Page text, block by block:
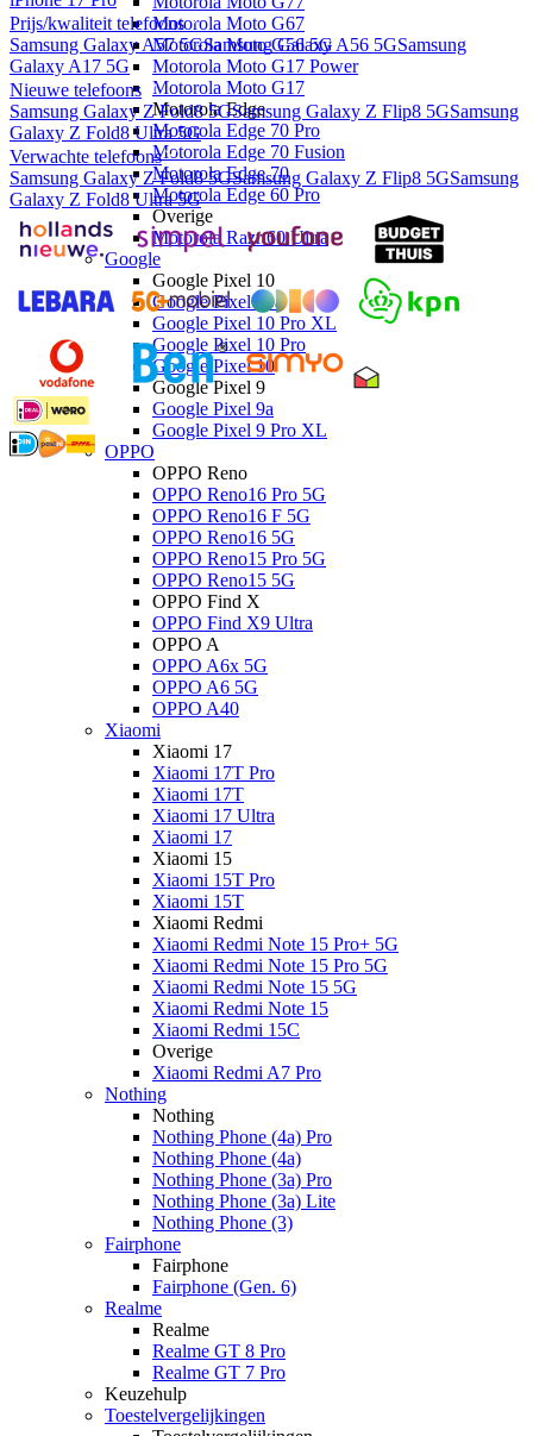
Motorola Moto G67
Motorola Moto G56 5G
Motorola Moto G17 Power
Motorola Moto G17
Motorola Edge
Motorola Edge 70 Pro
Motorola Edge 70 Fusion
Motorola Edge 70
Motorola Edge 60 Pro
Overige
Motorola Razr 60 Ultra
Google
Google Pixel 10
Google Pixel 10a
Google Pixel 10 Pro XL
Google Pixel 10 Pro
Google Pixel 10
Google Pixel 9
Google Pixel 9a
Google Pixel 9 Pro XL
OPPO
OPPO Reno
OPPO Reno16 Pro 5G
OPPO Reno16 F 5G
OPPO Reno16 5G
OPPO Reno15 Pro 5G
OPPO Reno15 5G
OPPO Find X
OPPO Find X9 Ultra
OPPO A
OPPO A6x 5G
OPPO A6 5G
OPPO A40
Xiaomi
Xiaomi 17
Xiaomi 17T Pro
Xiaomi 17T
Xiaomi 17 Ultra
Xiaomi 17
Xiaomi 15
Xiaomi 15T Pro
Xiaomi 15T
Xiaomi Redmi
Xiaomi Redmi Note 15 Pro+ 5G
Xiaomi Redmi Note 15 Pro 5G
Xiaomi Redmi Note 15 5G
Xiaomi Redmi Note 15
Xiaomi Redmi 15C
Overige
Xiaomi Redmi A7 Pro
Nothing
Nothing
Nothing Phone (4a) Pro
Nothing Phone (4a)
Nothing Phone (3a) Pro
Nothing Phone (3a) Lite
Nothing Phone (3)
Fairphone
Fairphone
Fairphone (Gen. 6)
Realme
Realme
Realme GT 8 Pro
Realme GT 7 Pro
Keuzehulp
Toestelvergelijkingen
Prijs/kwaliteit telefoons
Samsung Galaxy A57 5GSamsung Galaxy A56 5GSamsung
Galaxy A17 5G
Nieuwe telefoons
Samsung Galaxy Z Fold8 5GSamsung Galaxy Z Flip8 5GSamsung
Galaxy Z Fold8 Ultra 5G
Verwachte telefoons
Samsung Galaxy Z Fold8 5GSamsung Galaxy Z Flip8 5GSamsung
Galaxy Z Fold8 Ultra 5G